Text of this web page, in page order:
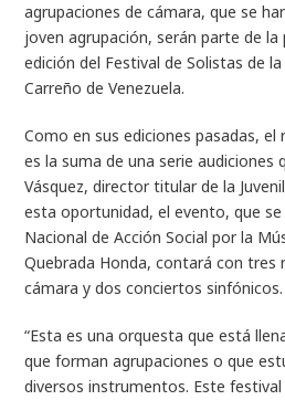
agrupaciones de cámara, que se
joven agrupación, serán parte de
edición del Festival de Solistas de
Carreño de Venezuela.
Como en sus ediciones pasadas,
es la suma de una serie audiciones
Vásquez, director titular de la
esta oportunidad, el evento, que
Nacional de Acción Social por la
Quebrada Honda, contará con tres
cámara y dos conciertos sinfónicos.
“Esta es una orquesta que está
que forman agrupaciones o que
diversos instrumentos. Este